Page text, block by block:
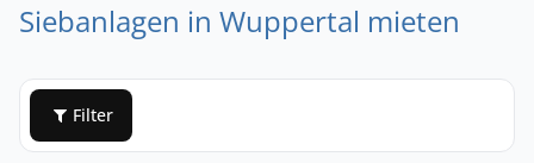
Siebanlagen in Wuppertal mieten
Filter